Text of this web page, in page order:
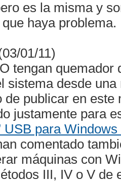
es la misma y
haya problema.
01/11)
tengan quemador
sistema desde
de publicar en este
justamente para
USB para
comentado
máquinas con
III, IV o V de